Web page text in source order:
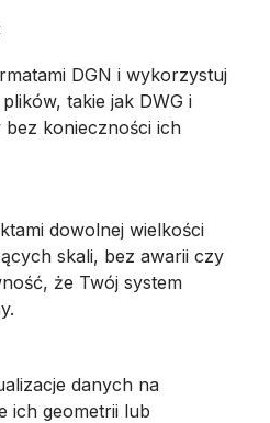
DGN i wykorzystuj
takie jak DWG i
konieczności ich
dowolnej wielkości
skali, bez awarii czy
że Twój system
danych na
ich geometrii lub